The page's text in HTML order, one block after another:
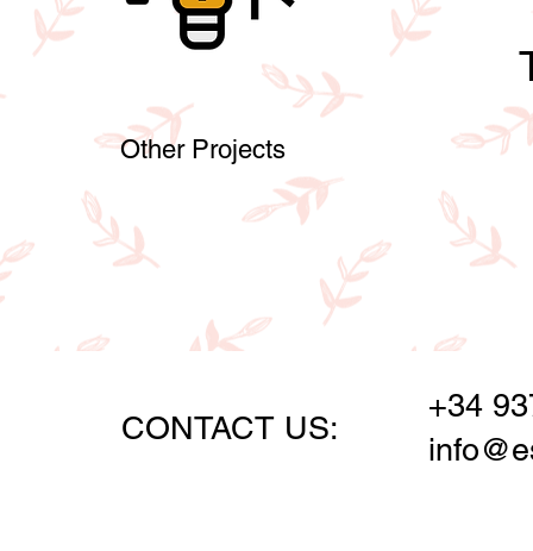
Other Projects
CONTACT US:
+34